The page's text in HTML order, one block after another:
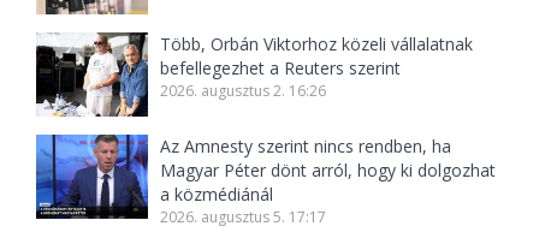
Több, Orbán Viktorhoz közeli vállalatnak
befellegezhet a Reuters szerint
2026. augusztus 2. 16:26
Az Amnesty szerint nincs rendben, ha
Magyar Péter dönt arról, hogy ki dolgozhat
a közmédiánál
2026. augusztus 5. 17:17